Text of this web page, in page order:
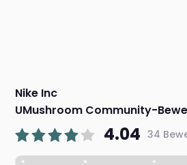
Nike Inc
UMushroom Community-
4.04 34